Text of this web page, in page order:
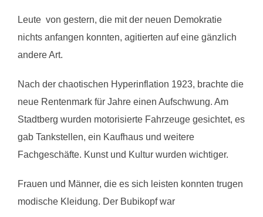
Leute von gestern, die mit der neuen Demokratie
nichts anfangen konnten, agitierten auf eine gänzlich
andere Art.
Nach der chaotischen Hyperinflation 1923, brachte die
neue Rentenmark für Jahre einen Aufschwung. Am
Stadtberg wurden motorisierte Fahrzeuge gesichtet, es
gab Tankstellen, ein Kaufhaus und weitere
Fachgeschäfte. Kunst und Kultur wurden wichtiger.
Frauen und Männer, die es sich leisten konnten trugen
modische Kleidung. Der Bubikopf war